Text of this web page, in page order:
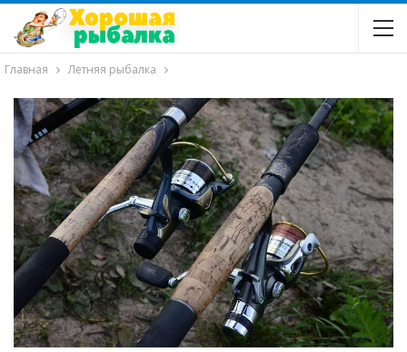
Главная Летняя рыбалка